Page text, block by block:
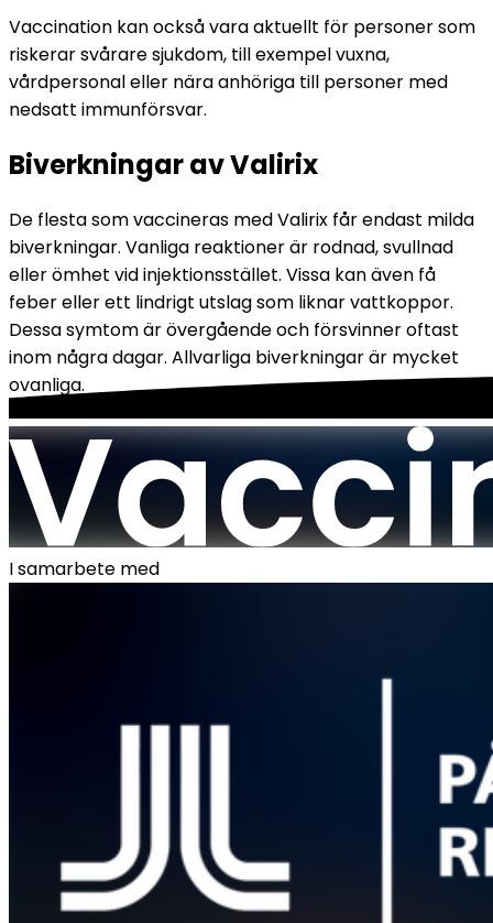
Vaccination kan också vara aktuellt för personer som
riskerar svårare sjukdom, till exempel vuxna,
vårdpersonal eller nära anhöriga till personer med
nedsatt immunförsvar.
Biverkningar av Valirix
De flesta som vaccineras med Valirix får endast milda
biverkningar. Vanliga reaktioner är rodnad, svullnad
eller ömhet vid injektionsstället. Vissa kan även få
feber eller ett lindrigt utslag som liknar vattkoppor.
Dessa symtom är övergående och försvinner oftast
inom några dagar. Allvarliga biverkningar är mycket
ovanliga.
I samarbete med